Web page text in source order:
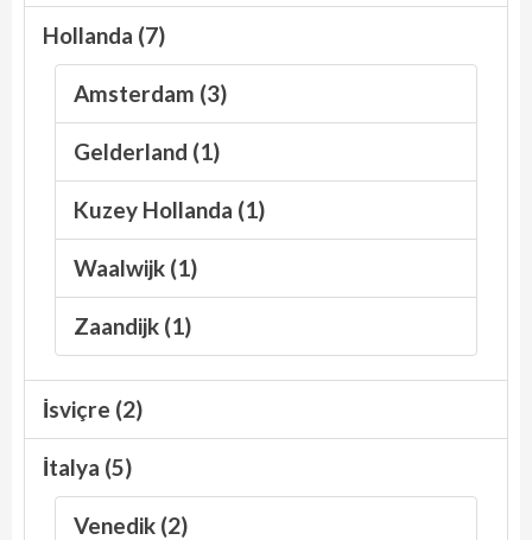
Hollanda (7)
Amsterdam (3)
Gelderland (1)
Kuzey Hollanda (1)
Waalwijk (1)
Zaandijk (1)
İsviçre (2)
İtalya (5)
Venedik (2)